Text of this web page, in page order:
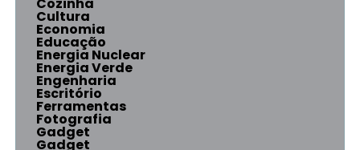
Cultura
Economia
Educação
Energia Nuclear
Energia Verde
Engenharia
Escritório
Ferramentas
Fotografia
Gadget
Gadget